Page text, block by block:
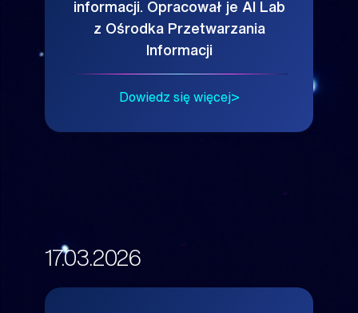
informacji. Opracował je AI Lab
z Ośrodka Przetwarzania
Informacji
Dowiedz się więcej
17.03.2026